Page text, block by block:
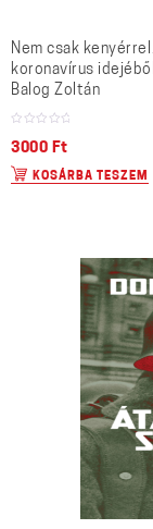
Nem csak
koronavírus idejéből
Balog Zoltán
3000 Ft
KOSÁRBA TESZEM